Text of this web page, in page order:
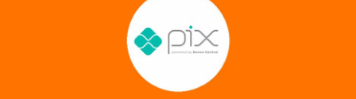
via PIX? Elas também são muito importantes para
mantermos nossas unidades em funcionamento!
saiba mais